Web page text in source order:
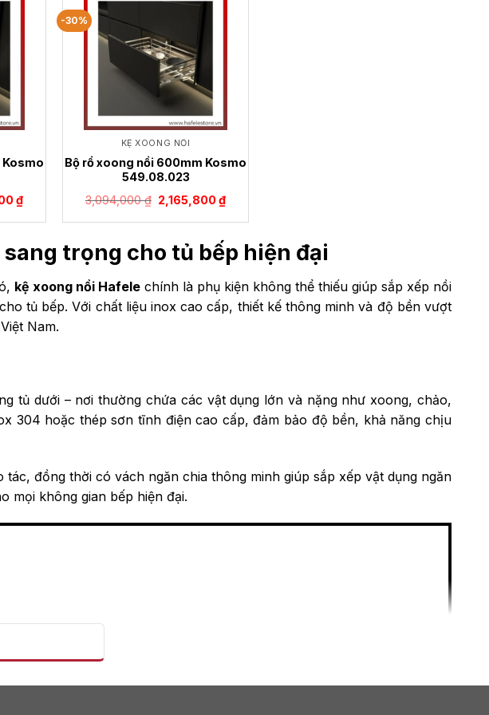
Kosmo
₫Giá
hiện
tại
2,209,200 ₫.
-30%
KỆ XOONG NỒI
Bộ rổ xoong nồi 600mm Kosmo
549.08.023
3,094,000₫ Giá
gốc
là:
2,165,800₫Giá
tại
2,165,800 ₫.
trọng cho tủ bếp hiện đại
kệ xoong nồi Hafele chính là phụ kiện không thể thiếu giúp sắp xếp nồi
tủ bếp. Với chất liệu inox cao cấp, thiết kế thông minh và độ bền vượt
Nam.
tủ dưới – nơi thường chứa các vật dụng lớn và nặng như xoong, chảo,
304 hoặc thép sơn tĩnh điện cao cấp, đảm bảo độ bền, khả năng chịu
đồng thời có vách ngăn chia thông minh giúp sắp xếp vật dụng ngăn
mọi không gian bếp hiện đại.